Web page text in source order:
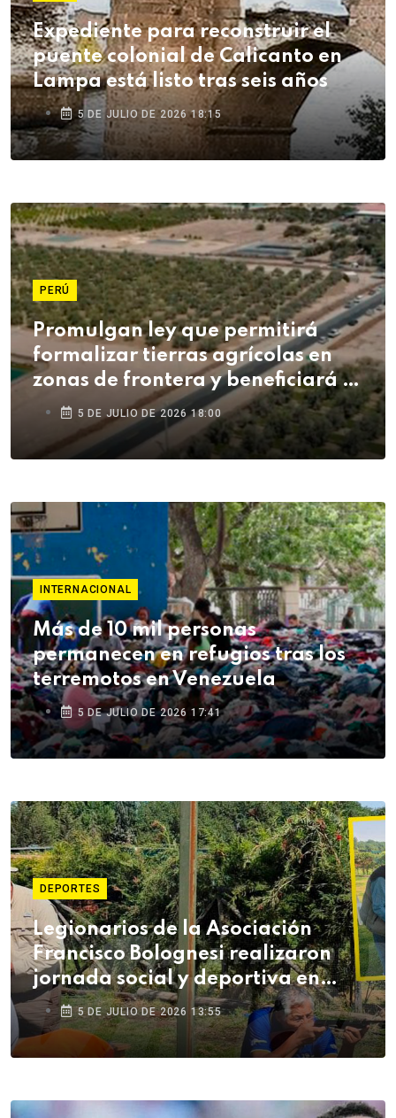
Expediente para reconstruir el
puente colonial de Calicanto en
Lampa está listo tras seis años
5 DE JULIO DE 2026 18:15
PERÚ
Promulgan ley que permitirá
formalizar tierras agrícolas en
zonas de frontera y beneficiará a
agricultores de Tacna
5 DE JULIO DE 2026 18:00
INTERNACIONAL
Más de 10 mil personas
permanecen en refugios tras los
terremotos en Venezuela
5 DE JULIO DE 2026 17:41
DEPORTES
Legionarios de la Asociación
Francisco Bolognesi realizaron
jornada social y deportiva en
Arequipa
5 DE JULIO DE 2026 13:55